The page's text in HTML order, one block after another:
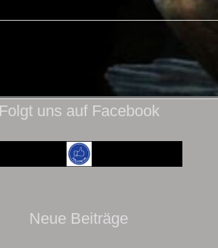
Folgt uns auf Facebook
Neue Beiträge